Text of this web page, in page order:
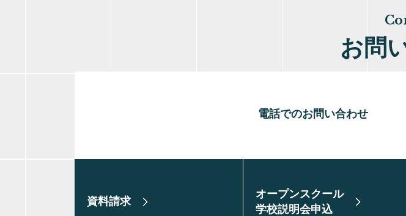
お問
電話でのお問い合わせ
資料請求
オープンスクール
学校説明会申込